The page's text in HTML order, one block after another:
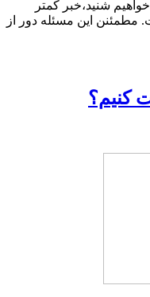
شنید،خبر کمتر
مطمئنن این مسئله دور از
کنیم؟